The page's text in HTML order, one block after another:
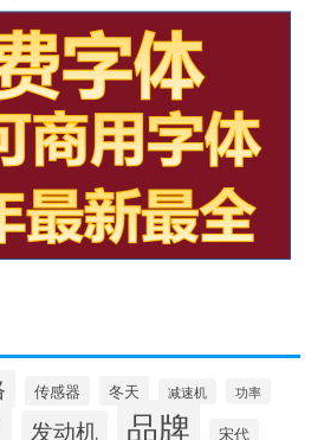
传感器 冬天 减速机 功率
发动机 品牌 宋代